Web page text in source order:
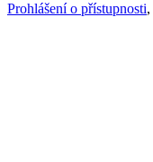
Prohlášení o přístupnosti,